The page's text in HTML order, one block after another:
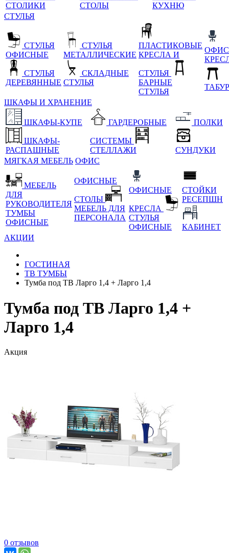
СТОЛИКИ
СТОЛЫ
КУХНЮ
СТУЛЬЯ
СТУЛЬЯ
ОФИСНЫЕ
СТУЛЬЯ
ДЕРЕВЯННЫЕ
СТУЛЬЯ
МЕТАЛЛИЧЕСКИЕ
СКЛАДНЫЕ
СТУЛЬЯ
ПЛАСТИКОВЫЕ
КРЕСЛА И
СТУЛЬЯ
БАРНЫЕ
СТУЛЬЯ
ШКАФЫ И ХРАНЕНИЕ
ШКАФЫ-КУПЕ
ШКАФЫ-
РАСПАШНЫЕ
ГАРДЕРОБНЫЕ
СИСТЕМЫ
СТЕЛЛАЖИ
ПОЛКИ
СУНДУКИ
МЯГКАЯ МЕБЕЛЬ ОФИС
МЕБЕЛЬ
ДЛЯ
РУКОВОДИТЕЛЯ
ТУМБЫ
ОФИСНЫЕ
ОФИСНЫЕ
СТОЛЫ
МЕБЕЛЬ ДЛЯ
ПЕРСОНАЛА
ОФИСНЫЕ
КРЕСЛА
СТУЛЬЯ
ОФИСНЫЕ
СТОЙКИ
РЕСЕПШН
КАБИНЕТ
АКЦИИ
ГОСТИНАЯ
ТВ ТУМБЫ
Тумба под ТВ Ларго 1,4 + Ларго 1,4
Тумба под ТВ Ларго 1,4 +
Ларго 1,4
Акция
0 отзывов